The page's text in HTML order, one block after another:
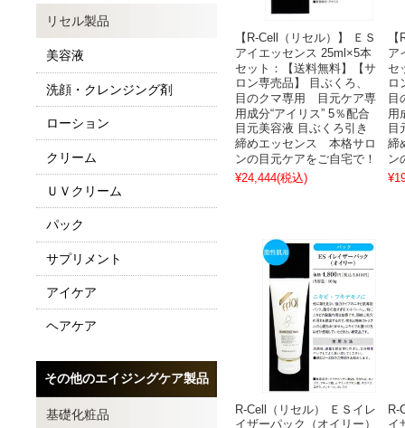
【R-Cell（リセル）】 ＥＳ
アイエッセンス 25ml×5本
セット：【送料無料】【サ
ロン専売品】 目ぶくろ、
目のクマ専用 目元ケア専
用成分“アイリス” 5％配合
目元美容液 目ぶくろ引き
締めエッセンス 本格サロ
ンの目元ケアをご自宅で！
¥24,444(税込)
ア
セ
ロ
目
用
目
締
ン
R-Cell（リセル） ＥＳイレ
イザーパック（オイリー）
R-
イ
リセル製品
美容液
洗顔・クレンジング剤
ローション
クリーム
ＵＶクリーム
パック
サプリメント
アイケア
ヘアケア
その他のエイジングケア製品
基礎化粧品